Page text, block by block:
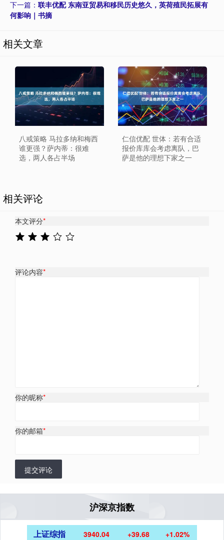
下一篇： 联丰优配 东南亚贸易和移民历史悠久，英荷殖民拓展有
何影响｜书摘
相关文章
八戒策略 马拉多纳和梅西
谁更强？萨内蒂：很难
选，两人各占半场
仁信优配 世体：若有合适
报价库库会考虑离队，巴
萨是他的理想下家之一
相关评论
本文评分*
评论内容*
你的昵称*
你的邮箱*
提交评论
沪深京指数
上证综指 3940.04 +39.68 +1.02%